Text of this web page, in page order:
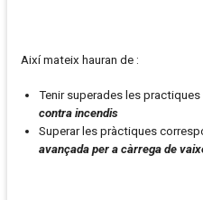
Així mateix hauran de :
Tenir superades les
contra incendis
Superar les pràctiques
avançada per a càrrega de